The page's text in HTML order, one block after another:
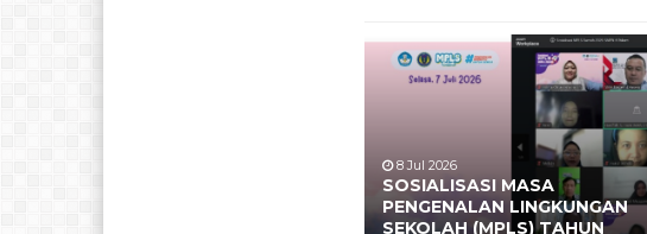
8 Jul 2026
SOSIALISASI MASA
PENGENALAN LINGKUNGAN
SEKOLAH (MPLS) TAHUN